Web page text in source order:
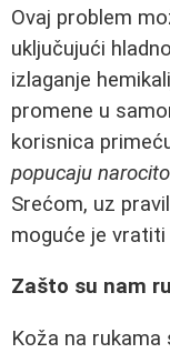
Ovaj problem
uključujući
izlaganje
promene u
korisnica
popucaju
Srećom, uz
moguće je
Zašto su nam
Koža na rukama